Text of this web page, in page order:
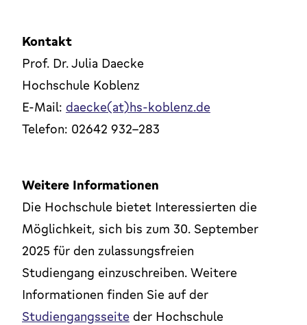
Kontakt
Prof. Dr. Julia Daecke
Hochschule Koblenz
E-Mail: daecke(at)hs-koblenz.de
Telefon: 02642 932-283
Weitere Informationen
Die Hochschule bietet Interessierten die
Möglichkeit, sich bis zum 30. September
2025 für den zulassungsfreien
Studiengang einzuschreiben. Weitere
Informationen finden Sie auf der
Studiengangsseite der Hochschule